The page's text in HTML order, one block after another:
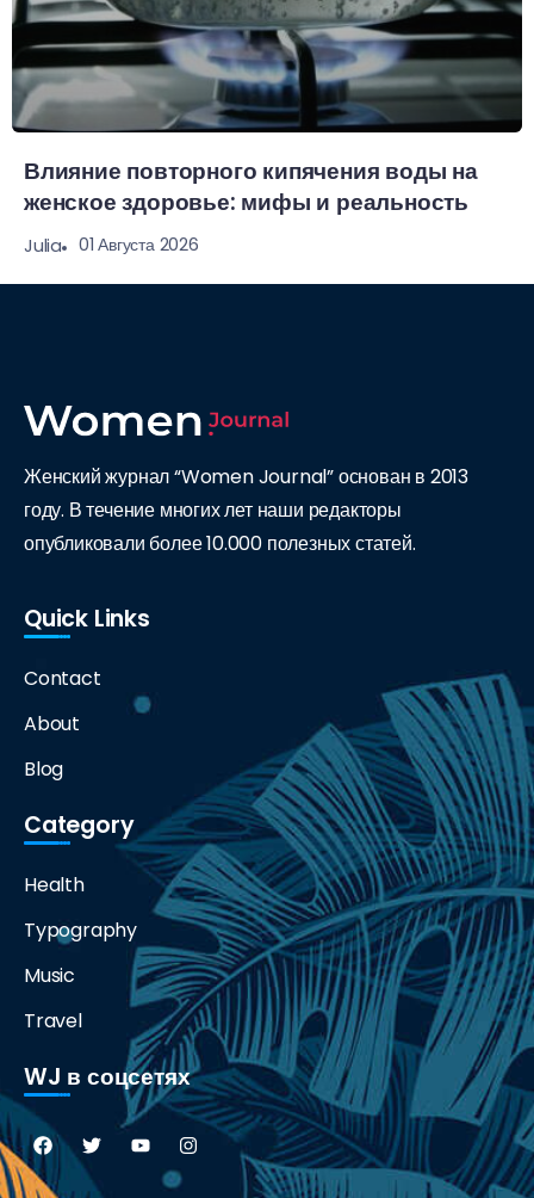
Влияние повторного кипячения воды на
женское здоровье: мифы и реальность
Julia 01 Августа 2026
Женский журнал “Women Journal” основан в 2013
году. В течение многих лет наши редакторы
опубликовали более 10.000 полезных статей.
Quick Links
Contact
About
Blog
Category
Health
Typography
Music
Travel
WJ в соцсетях